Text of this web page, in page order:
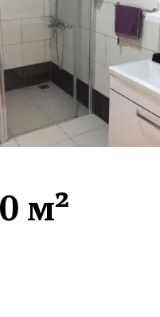
м²